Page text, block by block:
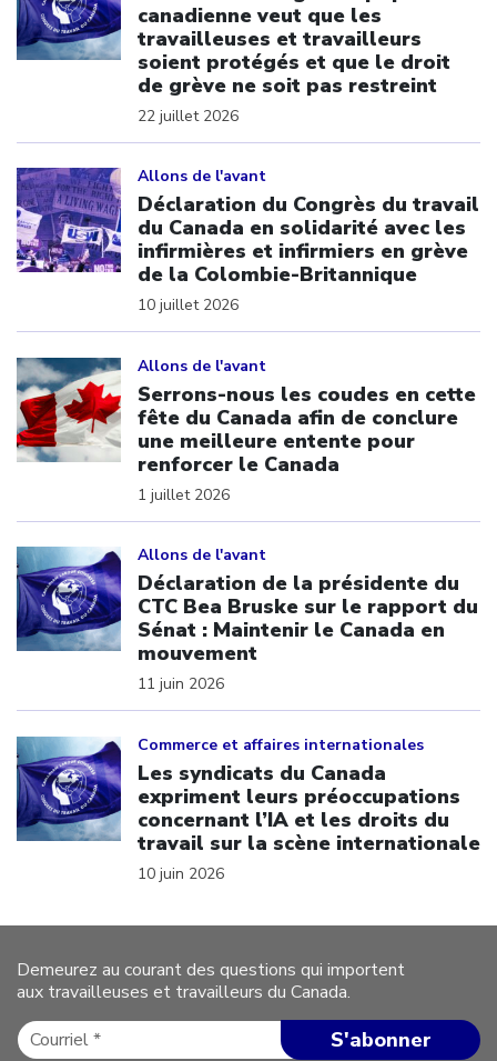
canadienne veut que les
travailleuses et travailleurs
soient protégés et que le droit
de grève ne soit pas restreint
22 juillet 2026
Allons de l'avant
Déclaration du Congrès du travail
du Canada en solidarité avec les
infirmières et infirmiers en grève
de la Colombie-Britannique
10 juillet 2026
Allons de l'avant
Serrons-nous les coudes en cette
fête du Canada afin de conclure
une meilleure entente pour
renforcer le Canada
1 juillet 2026
Allons de l'avant
Déclaration de la présidente du
CTC Bea Bruske sur le rapport du
Sénat : Maintenir le Canada en
mouvement
11 juin 2026
Commerce et affaires internationales
Les syndicats du Canada
expriment leurs préoccupations
concernant l’IA et les droits du
travail sur la scène internationale
10 juin 2026
Demeurez au courant des questions qui importent
aux travailleuses et travailleurs du Canada.